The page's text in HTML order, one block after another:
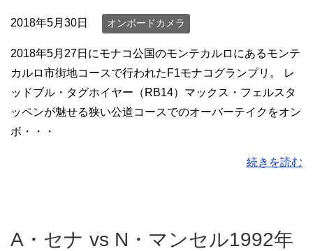
2018年5月30日 オンボードカメラ
2018年5月27日にモナコ公国のモンテカルロにあるモンテ
カルロ市街地コースで行われたF1モナコグランプリ。 レ
ッドブル・タグホイヤー（RB14）マックス・フェルスタ
ッペンが魅せる狭い公道コースでのオーバーテイクをオン
ボ・・・
続きを読む
A・セナ vs N・マンセル1992年